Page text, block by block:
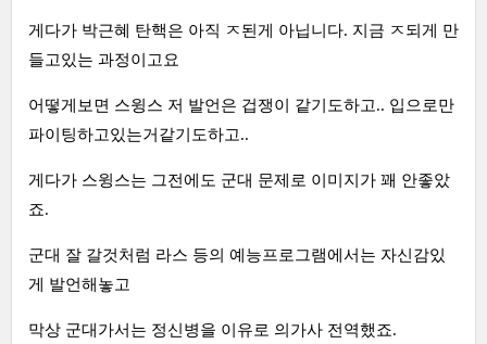
게다가 박근혜 탄핵은 아직 ㅈ된게 아닙니다. 지금 ㅈ되게 만
들고있는 과정이고요
어떻게보면 스윙스 저 발언은 겁쟁이 같기도하고.. 입으로만
파이팅하고있는거같기도하고..
게다가 스윙스는 그전에도 군대 문제로 이미지가 꽤 안좋았
죠.
군대 잘 갈것처럼 라스 등의 예능프로그램에서는 자신감있
게 발언해놓고
막상 군대가서는 정신병을 이유로 의가사 전역했죠.